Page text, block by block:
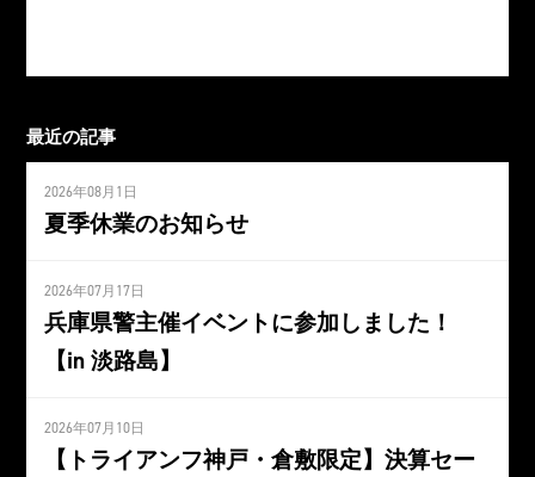
最近の記事
2026年08月1日
夏季休業のお知らせ
2026年07月17日
兵庫県警主催イベントに参加しました！
【in 淡路島】
2026年07月10日
【トライアンフ神戸・倉敷限定】決算セー